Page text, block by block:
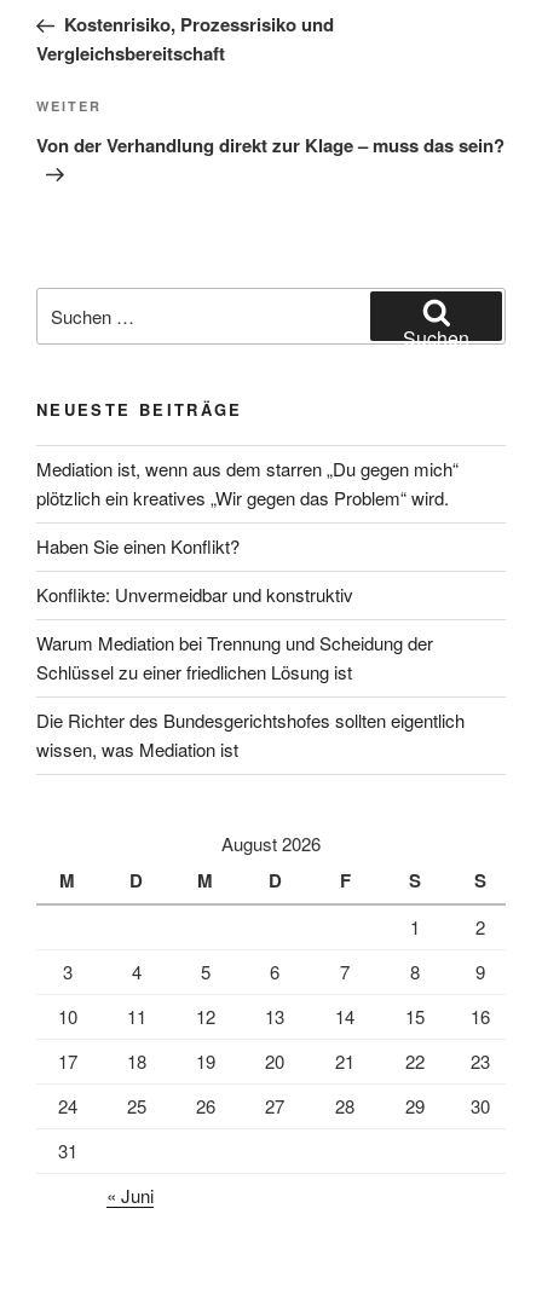
BeitragKostenrisiko, Prozessrisiko und
Vergleichsbereitschaft
Nächster
Beitrag
WEITER
Von der Verhandlung direkt zur Klage – muss das sein?
nach:
Suchen
NEUESTE BEITRÄGE
Mediation ist, wenn aus dem starren „Du gegen mich“
plötzlich ein kreatives „Wir gegen das Problem“ wird.
Haben Sie einen Konflikt?
Konflikte: Unvermeidbar und konstruktiv
Warum Mediation bei Trennung und Scheidung der
Schlüssel zu einer friedlichen Lösung ist
Die Richter des Bundesgerichtshofes sollten eigentlich
wissen, was Mediation ist
August 2026
M D M D F S S
1
2
3
4 5 6 7 8
9
10
11 12 13 14 15
16
17
18 19 20 21 22
23
24
25 26 27 28 29
30
31
« Juni